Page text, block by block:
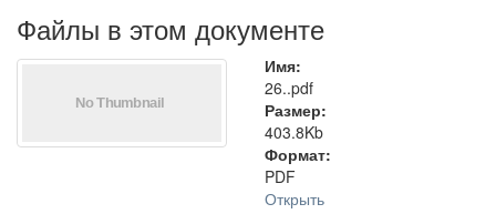
Файлы в этом документе
Имя:
26..pdf
Размер:
403.8Kb
Формат:
PDF
Открыть